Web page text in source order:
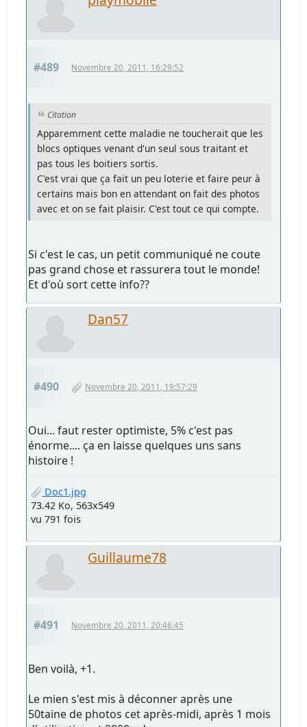
#489 Novembre 20, 2011, 16:29:52
Citation
Apparemment cette maladie ne toucherait que les
blocs optiques venant d'un seul sous traitant et
pas tous les boitiers sortis.
C'est vrai que ça fait un peu loterie et faire peur à
certains mais bon en attendant on fait des photos
avec et on se fait plaisir. C'est tout ce qui compte.
Si c'est le cas, un petit communiqué ne coute
pas grand chose et rassurera tout le monde!
Et d'où sort cette info??
Dan57
#490 Novembre 20, 2011, 19:57:29
Oui... faut rester optimiste, 5% c'est pas
énorme.... ça en laisse quelques uns sans
histoire !
Doc1.jpg
73.42 Ko, 563x549
vu 791 fois
Guillaume78
#491 Novembre 20, 2011, 20:46:45
Ben voilà, +1.
Le mien s'est mis à déconner après une
50taine de photos cet après-midi, après 1 mois